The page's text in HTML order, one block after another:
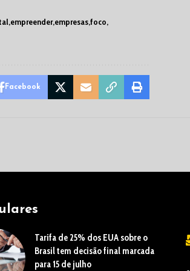
empreender empresasfoco
Facebook
Tarifa de 25% dos EUA sobre o
Brasil tem decisão final marcada
para 15 de julho